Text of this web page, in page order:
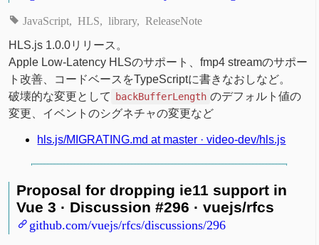
JavaScript HLS library ReleaseNote
HLS.js 1.0.0リリース。
Apple Low-Latency HLSのサポート、fmp4 streamのサポー
ト改善、コードベースをTypeScriptに書きなおしなど。
破壊的な変更として
backBufferLength のデフォルト値の
変更、イベントのシグネチャの変更など
hls.js/MIGRATING.md at master · video-dev/hls.js
Proposal for dropping ie11 support in
Vue 3 · Discussion #296 · vuejs/rfcs
github.com/vuejs/rfcs/discussions/296